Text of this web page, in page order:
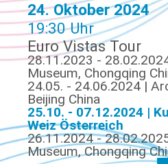
24. Oktober 2024
19:30 Uhr
Euro Vistas Tour
28.11.2023 -
Museum, Chongqing
24.05. - 24.06.2024 |
Beijing China
25.10. - 07.12.2024 |
Weiz Österreich
26.11.2024 -
Museum, Chongqing